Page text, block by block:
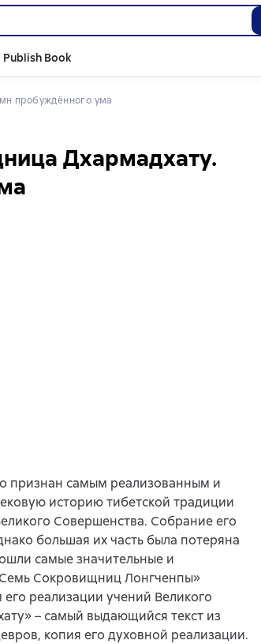
Publish Book
пробуждённого ума
Дхармадхату.
признан самым реализованным и
историю тибетской традиции
Совершенства. Собрание его
большая их часть была потеряна
самые значительные и
Сокровищниц Лонгченпы»
реализации учений Великого
– самый выдающийся текст из
копия его духовной реализации.